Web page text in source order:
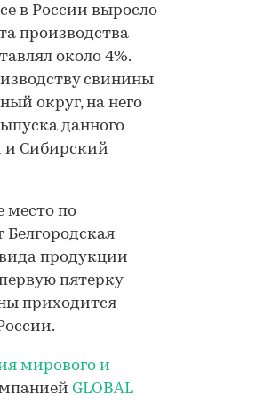
в России выросло
производства
около 4%.
свинины
округ, на него
данного
и Сибирский
место по
вида продукции
пятерку
приходится
мирового и
GLOBAL